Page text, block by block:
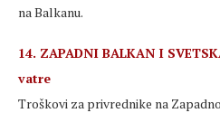
na Balkanu.
14. ZAPADNI BALKAN I
vatre
Troškovi za privrednike na